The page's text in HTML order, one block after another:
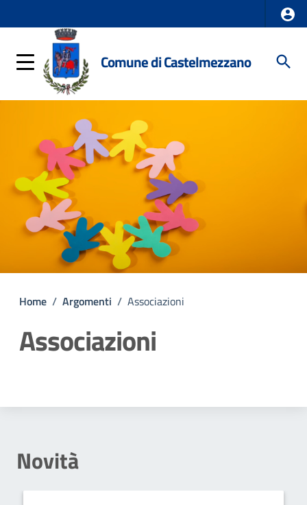
Comune di Castelmezzano
Home / Argomenti / Associazioni
Associazioni
Novità